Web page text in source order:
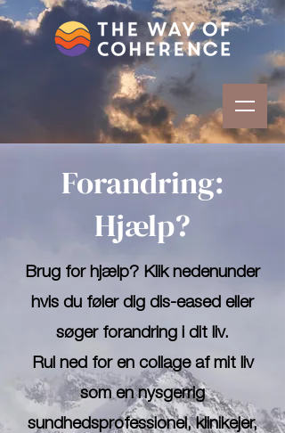
Forandring:
Hjælp?
Brug for hjælp? Klik nedenunder
hvis du føler dig dis-eased eller
søger forandring i dit liv.
Rul ned for en collage af mit liv
som en nysgerrig
sundhedsprofessionel, klinikejer,